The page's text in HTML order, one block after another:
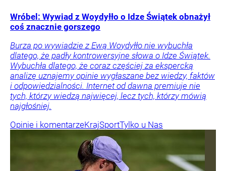
Wróbel: Wywiad z Woydyłło o Idze Świątek obnażył
coś znacznie gorszego
Burza po wywiadzie z Ewą Woydyłło nie wybuchła
dlatego, że padły kontrowersyjne słowa o Idze Świątek.
Wybuchła dlatego, że coraz częściej za ekspercką
analizę uznajemy opinie wygłaszane bez wiedzy, faktów
i odpowiedzialności. Internet od dawna premiuje nie
tych, którzy wiedzą najwięcej, lecz tych, którzy mówią
najgłośniej.
Opinie i komentarzeKrajSportTylko u Nas